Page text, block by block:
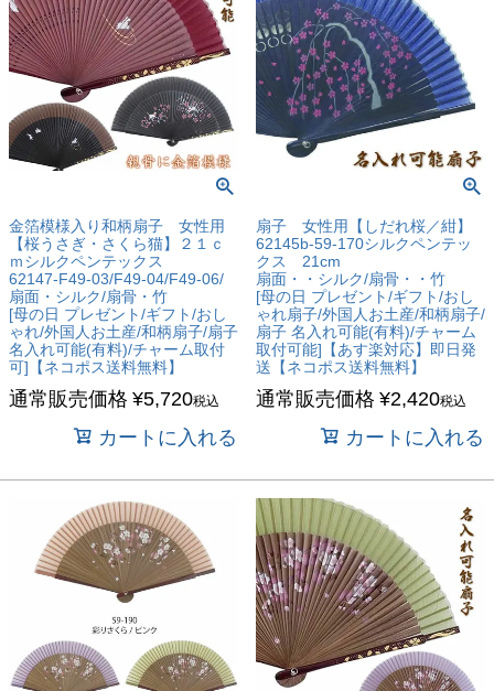
金箔模様入り和柄扇子 女性用
【桜うさぎ・さくら猫】２１ｃ
ｍシルクペンテックス
62147-F49-03/F49-04/F49-06/
扇面・シルク/扇骨・竹
[母の日 プレゼント/ギフト/おし
ゃれ/外国人お土産/和柄扇子/扇子
名入れ可能(有料)/チャーム取付
可]【ネコポス送料無料】
通常販売価格 ¥5,720税込
カートに入れる
扇子 女性用【しだれ桜／紺】
62145b-59-170シルクペンテッ
クス 21cm
扇面・・シルク/扇骨・・竹
[母の日 プレゼント/ギフト/おし
ゃれ扇子/外国人お土産/和柄扇子/
扇子 名入れ可能(有料)/チャーム
取付可能]【あす楽対応】即日発
送【ネコポス送料無料】
通常販売価格 ¥2,420税込
カートに入れる